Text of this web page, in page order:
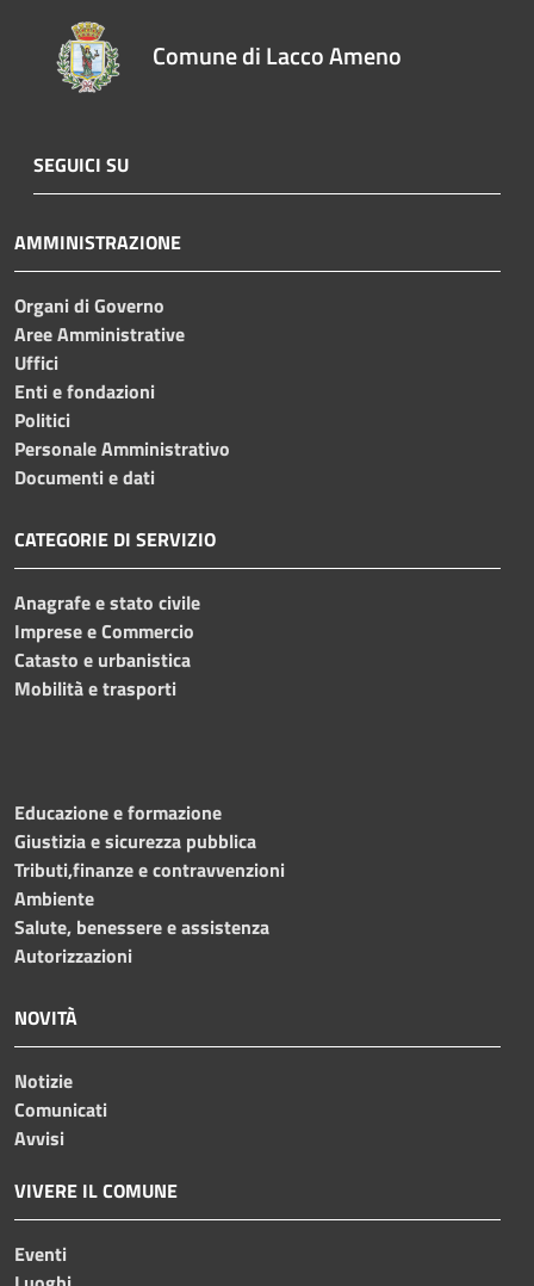
Comune di Lacco Ameno
SEGUICI SU
AMMINISTRAZIONE
Organi di Governo
Aree Amministrative
Uffici
Enti e fondazioni
Politici
Personale Amministrativo
Documenti e dati
CATEGORIE DI SERVIZIO
Anagrafe e stato civile
Imprese e Commercio
Catasto e urbanistica
Mobilità e trasporti
Educazione e formazione
Giustizia e sicurezza pubblica
Tributi,finanze e contravvenzioni
Ambiente
Salute, benessere e assistenza
Autorizzazioni
NOVITÀ
Notizie
Comunicati
Avvisi
VIVERE IL COMUNE
Eventi